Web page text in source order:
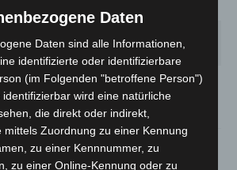
(+2) 1 994,6
(+29) 2 499,8 218
2 787,8 10037
Daten
Daten sind alle Informationen,
identifizierte oder identifizierbare
(im Folgenden "betroffene Person")
identifizierbar wird eine natürliche
die direkt oder indirekt,
mittels Zuordnung zu einer Kennung
zu einer Kennnummer, zu
zu einer Online-Kennung oder zu